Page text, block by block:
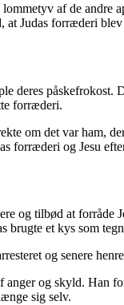
af de
at Judas forræderi
deres
forræderi.
om det var ham,
forræderi og Jesu
og tilbød at forråde
brugte et kys som
og senere
og skyld. Han
sig selv.